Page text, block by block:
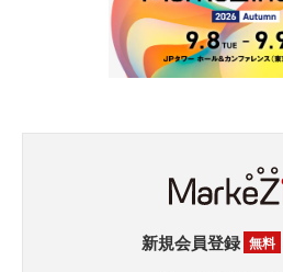
新規会員登録 無料